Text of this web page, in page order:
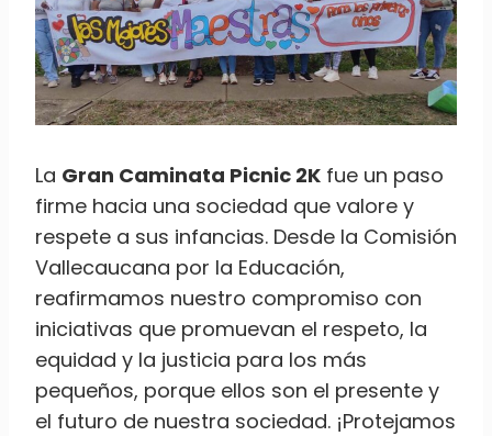
La Gran Caminata Picnic 2K fue un paso
firme hacia una sociedad que valore y
respete a sus infancias. Desde la Comisión
Vallecaucana por la Educación,
reafirmamos nuestro compromiso con
iniciativas que promuevan el respeto, la
equidad y la justicia para los más
pequeños, porque ellos son el presente y
el futuro de nuestra sociedad. ¡Protejamos